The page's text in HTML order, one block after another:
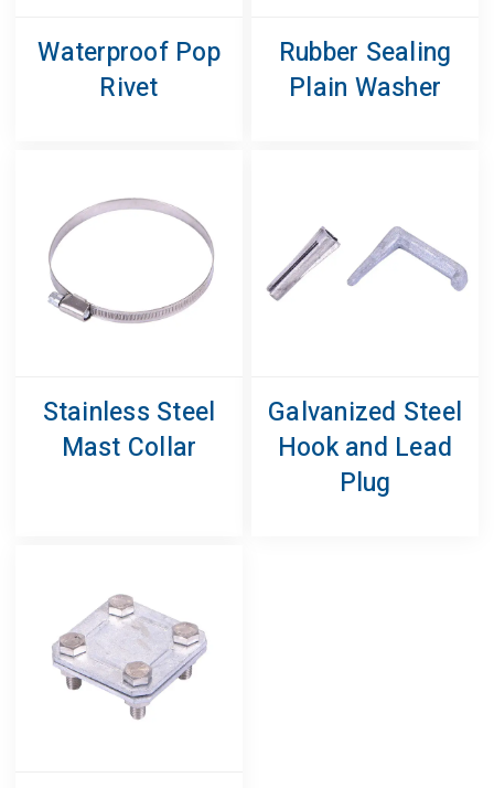
Waterproof Pop
Rivet
Rubber Sealing
Plain Washer
Stainless Steel
Mast Collar
Galvanized Steel
Hook and Lead
Plug